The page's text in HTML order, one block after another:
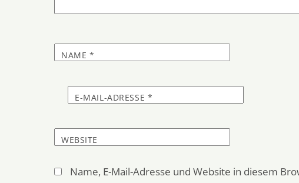
NAME *
E-MAIL-ADRESSE *
WEBSITE
Name, E-Mail-Adresse und Website in diesem